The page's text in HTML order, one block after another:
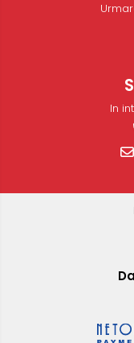
In